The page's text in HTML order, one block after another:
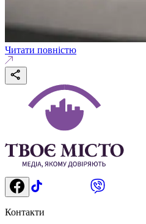
Читати повністю
Контакти